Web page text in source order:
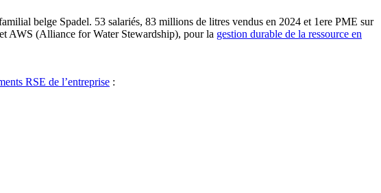
belge Spadel. 53 salariés, 83 millions de litres vendus en 2024 et 1ere PME sur
AWS (Alliance for Water Stewardship), pour la gestion durable de la ressource en
RSE de l’entreprise :